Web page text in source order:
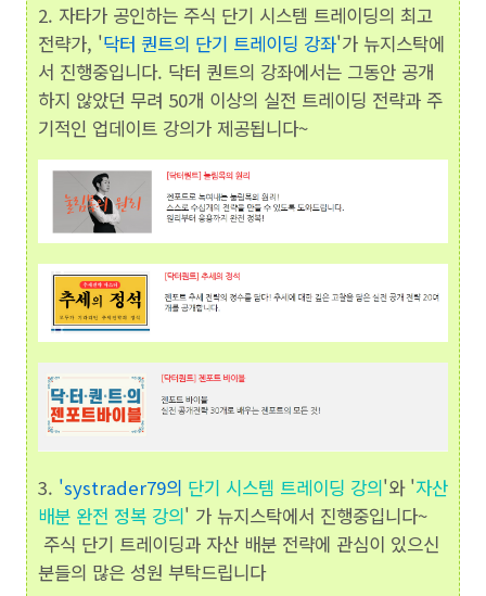
2. 자타가 공인하는 주식 단기 시스템 트레이딩의 최고
전략가, '닥터 퀀트의 단기 트레이딩 강좌'가 뉴지스탁에
서 진행중입니다. 닥터 퀀트의 강좌에서는 그동안 공개
하지 않았던 무려 50개 이상의 실전 트레이딩 전략과 주
기적인 업데이트 강의가 제공됩니다~
3. 'systrader79의 단기 시스템 트레이딩 강의'와 '자산
배분 완전 정복 강의' 가 뉴지스탁에서 진행중입니다~
주식 단기 트레이딩과 자산 배분 전략에 관심이 있으신
분들의 많은 성원 부탁드립니다